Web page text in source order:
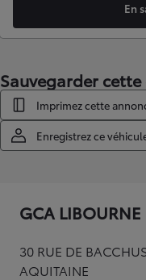
En
Sauvegarder
Imprimez cette
Enregistrez ce
GCA LIBOURNE
30 RUE DE
AQUITAINE